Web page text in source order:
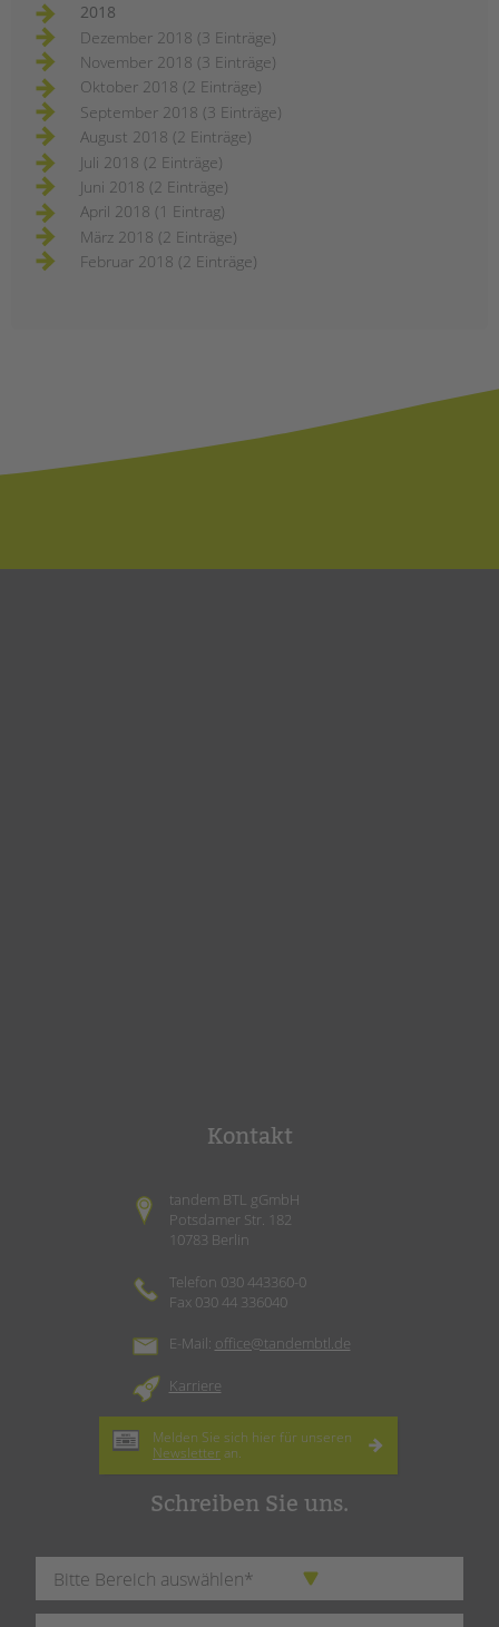
2018
Dezember 2018 (3 Einträge)
November 2018 (3 Einträge)
Oktober 2018 (2 Einträge)
September 2018 (3 Einträge)
August 2018 (2 Einträge)
Juli 2018 (2 Einträge)
Juni 2018 (2 Einträge)
April 2018 (1 Eintrag)
März 2018 (2 Einträge)
Februar 2018 (2 Einträge)
Kontakt
tandem BTL gGmbH
Potsdamer Str. 182
10783 Berlin
Telefon 030 443360-0
Fax 030 44 336040
E-Mail: office@tandembtl.de
Karriere
Melden Sie sich hier für unseren
Newsletter an.
Schreiben Sie uns.